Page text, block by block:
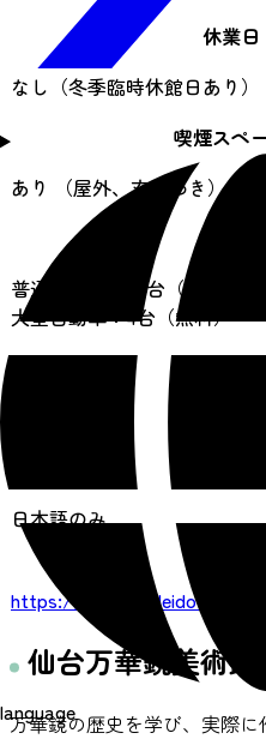
language
休業日
なし（冬季臨時休館日あり）
喫煙スペ
あり （屋外、玄関わき）
駐車場
普通自動車：40台（無料）
大型自動車：4台（無料）
日本語のみ
https://
仙台万華鏡美術
万華鏡の歴史を学び、実際